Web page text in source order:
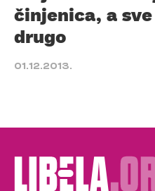
činjenica, a
drugo
01.12.2013.